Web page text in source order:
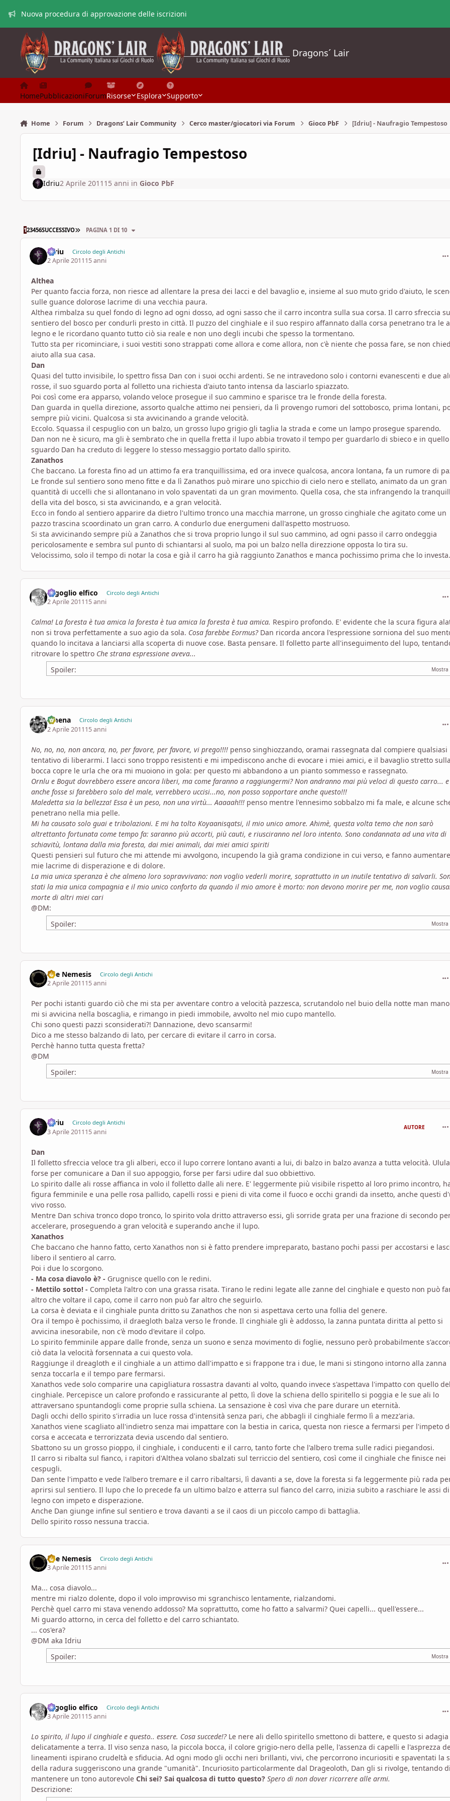
Nuova procedura di approvazione delle iscrizioni
Dragons´ Lair
HomePubblicazioniForumRisorse Esplora Supporto
Home Forum Dragons’ Lair Community Cerco master/giocatori via Forum Gioco PbF [Idriu] - Naufragio Tempestoso
[Idriu] - Naufragio Tempestoso
Idriu2 Aprile 2011 15 anni in Gioco PbF
123456SUCCESSIVO ULTIMA PAGINA
PAGINA 1 DI 10
Idriu Circolo degli Antichi
2 Aprile 201115 anni
Althea
Per quanto faccia forza, non riesce ad allentare la presa dei lacci e del bavaglio e, insieme al suo muto grido d'aiuto, le
sulle guance dolorose lacrime di una vecchia paura.
Althea rimbalza su quel fondo di legno ad ogni dosso, ad ogni sasso che il carro incontra sulla sua corsa. Il carro sfreccia
sentiero del bosco per condurli presto in città. Il puzzo del cinghiale e il suo respiro affannato dalla corsa penetrano tra le
legno e le ricordano quanto tutto ciò sia reale e non uno degli incubi che spesso la tormentano.
Tutto sta per ricominciare, i suoi vestiti sono strappati come allora e come allora, non c'è niente che possa fare, se non
aiuto alla sua casa.
Dan
Quasi del tutto invisibile, lo spettro fissa Dan con i suoi occhi ardenti. Se ne intravedono solo i contorni evanescenti e due
rosse, il suo sguardo porta al folletto una richiesta d'aiuto tanto intensa da lasciarlo spiazzato.
Poi così come era apparso, volando veloce prosegue il suo cammino e sparisce tra le fronde della foresta.
Dan guarda in quella direzione, assorto qualche attimo nei pensieri, da lì provengo rumori del sottobosco, prima lontani,
sempre più vicini. Qualcosa si sta avvicinando a grande velocità.
Eccolo. Squassa il cespuglio con un balzo, un grosso lupo grigio gli taglia la strada e come un lampo prosegue sparendo.
Dan non ne è sicuro, ma gli è sembrato che in quella fretta il lupo abbia trovato il tempo per guardarlo di sbieco e in quello
sguardo Dan ha creduto di leggere lo stesso messaggio portato dallo spirito.
Zanathos
Che baccano. La foresta fino ad un attimo fa era tranquillissima, ed ora invece qualcosa, ancora lontana, fa un rumore di
Le fronde sul sentiero sono meno fitte e da lì Zanathos può mirare uno spicchio di cielo nero e stellato, animato da un gran
quantità di uccelli che si allontanano in volo spaventati da un gran movimento. Quella cosa, che sta infrangendo la
della vita del bosco, si sta avvicinando, e a gran velocità.
Ecco in fondo al sentiero apparire da dietro l'ultimo tronco una macchia marrone, un grosso cinghiale che agitato come un
pazzo trascina scoordinato un gran carro. A condurlo due energumeni dall'aspetto mostruoso.
Si sta avvicinando sempre più a Zanathos che si trova proprio lungo il sul suo cammino, ad ogni passo il carro ondeggia
pericolosamente e sembra sul punto di schiantarsi al suolo, ma poi un balzo nella direzzione opposta lo tira su.
Velocissimo, solo il tempo di notar la cosa e già il carro ha già raggiunto Zanathos e manca pochissimo prima che lo investa.
orgoglio elfico Circolo degli Antichi
2 Aprile 201115 anni
Calma! La foresta è tua amica la foresta è tua amica la foresta è tua amica. Respiro profondo. E' evidente che la scura figura
non si trova perfettamente a suo agio da sola. Cosa farebbe Eormus?Dan ricorda ancora l'espressione sorniona del suo
quando lo incitava a lanciarsi alla scoperta di nuove cose. Basta pensare. Il folletto parte all'inseguimento del lupo,
ritrovare lo spettro Che strana espressione aveva...
Spoiler:
ilmena Circolo degli Antichi
2 Aprile 201115 anni
No, no, no, non ancora, no, per favore, per favore, vi prego!!!! penso singhiozzando, oramai rassegnata dal compiere qualsiasi
tentativo di liberarmi. I lacci sono troppo resistenti e mi impediscono anche di evocare i miei amici, e il bavaglio stretto
bocca copre le urla che ora mi muoiono in gola: per questo mi abbandono a un pianto sommesso e rassegnato.
Ornlu e Bogut dovrebbero essere ancora liberi, ma come faranno a raggiungermi? Non andranno mai più veloci di questo carro... e
anche fosse si farebbero solo del male, verrebbero uccisi...no, non posso sopportare anche questo!!!
Maledetta sia la bellezza! Essa è un peso, non una virtù... Aaaaah!!! penso mentre l'ennesimo sobbalzo mi fa male, e alcune
penetrano nella mia pelle.
Mi ha causato solo guai e tribolazioni. E mi ha tolto Koyaanisqatsi, il mio unico amore. Ahimè, questa volta temo che non sarò
altrettanto fortunata come tempo fa: saranno più accorti, più cauti, e riusciranno nel loro intento. Sono condannata ad una vita di
schiavitù, lontana dalla mia foresta, dai miei animali, dai miei amici spiriti
Questi pensieri sul futuro che mi attende mi avvolgono, incupendo la già grama condizione in cui verso, e fanno
mie lacrime di disperazione e di dolore.
La mia unica speranza è che almeno loro sopravvivano: non voglio vederli morire, soprattutto in un inutile tentativo di salvarli.
stati la mia unica compagnia e il mio unico conforto da quando il mio amore è morto: non devono morire per me, non voglio
morte di altri miei cari
@DM:
Spoiler:
The Nemesis Circolo degli Antichi
2 Aprile 201115 anni
Per pochi istanti guardo ciò che mi sta per avventare contro a velocità pazzesca, scrutandolo nel buio della notte man
mi si avvicina nella boscaglia, e rimango in piedi immobile, avvolto nel mio cupo mantello.
Chi sono questi pazzi sconsiderati?! Dannazione, devo scansarmi!
Dico a me stesso balzando di lato, per cercare di evitare il carro in corsa.
Perchè hanno tutta questa fretta?
@DM
Spoiler:
Idriu Circolo degli Antichi
3 Aprile 201115 anni
AUTORE
Dan
Il folletto sfreccia veloce tra gli alberi, ecco il lupo correre lontano avanti a lui, di balzo in balzo avanza a tutta velocità.
forse per comunicare a Dan il suo appoggio, forse per farsi udire dal suo obbiettivo.
Lo spirito dalle ali rosse affianca in volo il folletto dalle ali nere. E' leggermente più visibile rispetto al loro primo incontro,
figura femminile e una pelle rosa pallido, capelli rossi e pieni di vita come il fuoco e occhi grandi da insetto, anche questi
vivo rosso.
Mentre Dan schiva tronco dopo tronco, lo spirito vola dritto attraverso essi, gli sorride grata per una frazione di secondo
accelerare, proseguendo a gran velocità e superando anche il lupo.
Xanathos
Che baccano che hanno fatto, certo Xanathos non si è fatto prendere impreparato, bastano pochi passi per accostarsi e
libero il sentiero al carro.
Poi i due lo scorgono.
- Ma cosa diavolo è? - Grugnisce quello con le redini.
- Mettilo sotto! - Completa l'altro con una grassa risata. Tirano le redini legate alle zanne del cinghiale e questo non può
altro che voltare il capo, come il carro non può far altro che seguirlo.
La corsa è deviata e il cinghiale punta dritto su Zanathos che non si aspettava certo una follia del genere.
Ora il tempo è pochissimo, il draegloth balza verso le fronde. Il cinghiale gli è addosso, la zanna puntata diritta al petto si
avvicina inesorabile, non c'è modo d'evitare il colpo.
Lo spirito femminile appare dalle fronde, senza un suono e senza movimento di foglie, nessuno però probabilmente
ciò data la velocità forsennata a cui questo vola.
Raggiunge il dreagloth e il cinghiale a un attimo dall'impatto e si frappone tra i due, le mani si stingono intorno alla zanna
senza toccarla e il tempo pare fermarsi.
Xanathos vede solo comparire una capigliatura rossastra davanti al volto, quando invece s'aspettava l'impatto con quello del
cinghiale. Percepisce un calore profondo e rassicurante al petto, lì dove la schiena dello spiritello si poggia e le sue ali lo
attraversano spuntandogli come proprie sulla schiena. La sensazione è così viva che pare durare un eternità.
Dagli occhi dello spirito s'irradia un luce rossa d'intensità senza pari, che abbagli il cinghiale fermo lì a mezz'aria.
Xanathos viene scagliato all'indietro senza mai impattare con la bestia in carica, questa non riesce a fermarsi per l'impeto
corsa e accecata e terrorizzata devia uscendo dal sentiero.
Sbattono su un grosso pioppo, il cinghiale, i conducenti e il carro, tanto forte che l'albero trema sulle radici piegandosi.
Il carro si ribalta sul fianco, i rapitori d'Althea volano sbalzati sul terriccio del sentiero, così come il cinghiale che finisce nei
cespugli.
Dan sente l'impatto e vede l'albero tremare e il carro ribaltarsi, lì davanti a se, dove la foresta si fa leggermente più rada
aprirsi sul sentiero. Il lupo che lo precede fa un ultimo balzo e atterra sul fianco del carro, inizia subito a raschiare le assi di
legno con impeto e disperazione.
Anche Dan giunge infine sul sentiero e trova davanti a se il caos di un piccolo campo di battaglia.
Dello spirito rosso nessuna traccia.
The Nemesis Circolo degli Antichi
3 Aprile 201115 anni
Ma... cosa diavolo...
mentre mi rialzo dolente, dopo il volo improvviso mi sgranchisco lentamente, rialzandomi.
Perchè quel carro mi stava venendo addosso? Ma soprattutto, come ho fatto a salvarmi? Quei capelli... quell'essere...
Mi guardo attorno, in cerca del folletto e del carro schiantato.
... cos'era?
@DM aka Idriu
Spoiler:
orgoglio elfico Circolo degli Antichi
3 Aprile 201115 anni
Lo spirito, il lupo il cinghiale e questo.. essere. Cosa succede!?Le nere ali dello spiritello smettono di battere, e questo si adagia
delicatamente a terra. Il viso senza naso, la piccola bocca, il colore grigio-nero della pelle, l'assenza di capelli e l'asprezza
lineamenti ispirano crudeltà e sfiducia. Ad ogni modo gli occhi neri brillanti, vivi, che percorrono incuriositi e spaventati la
della radura suggeriscono una grande "umanità". Incuriosito particolarmente dal Drageoloth, Dan gli si rivolge, tentando di
mantenere un tono autorevole Chi sei? Sai qualcosa di tutto questo? Spero di non dover ricorrere alle armi.
Descrizione: